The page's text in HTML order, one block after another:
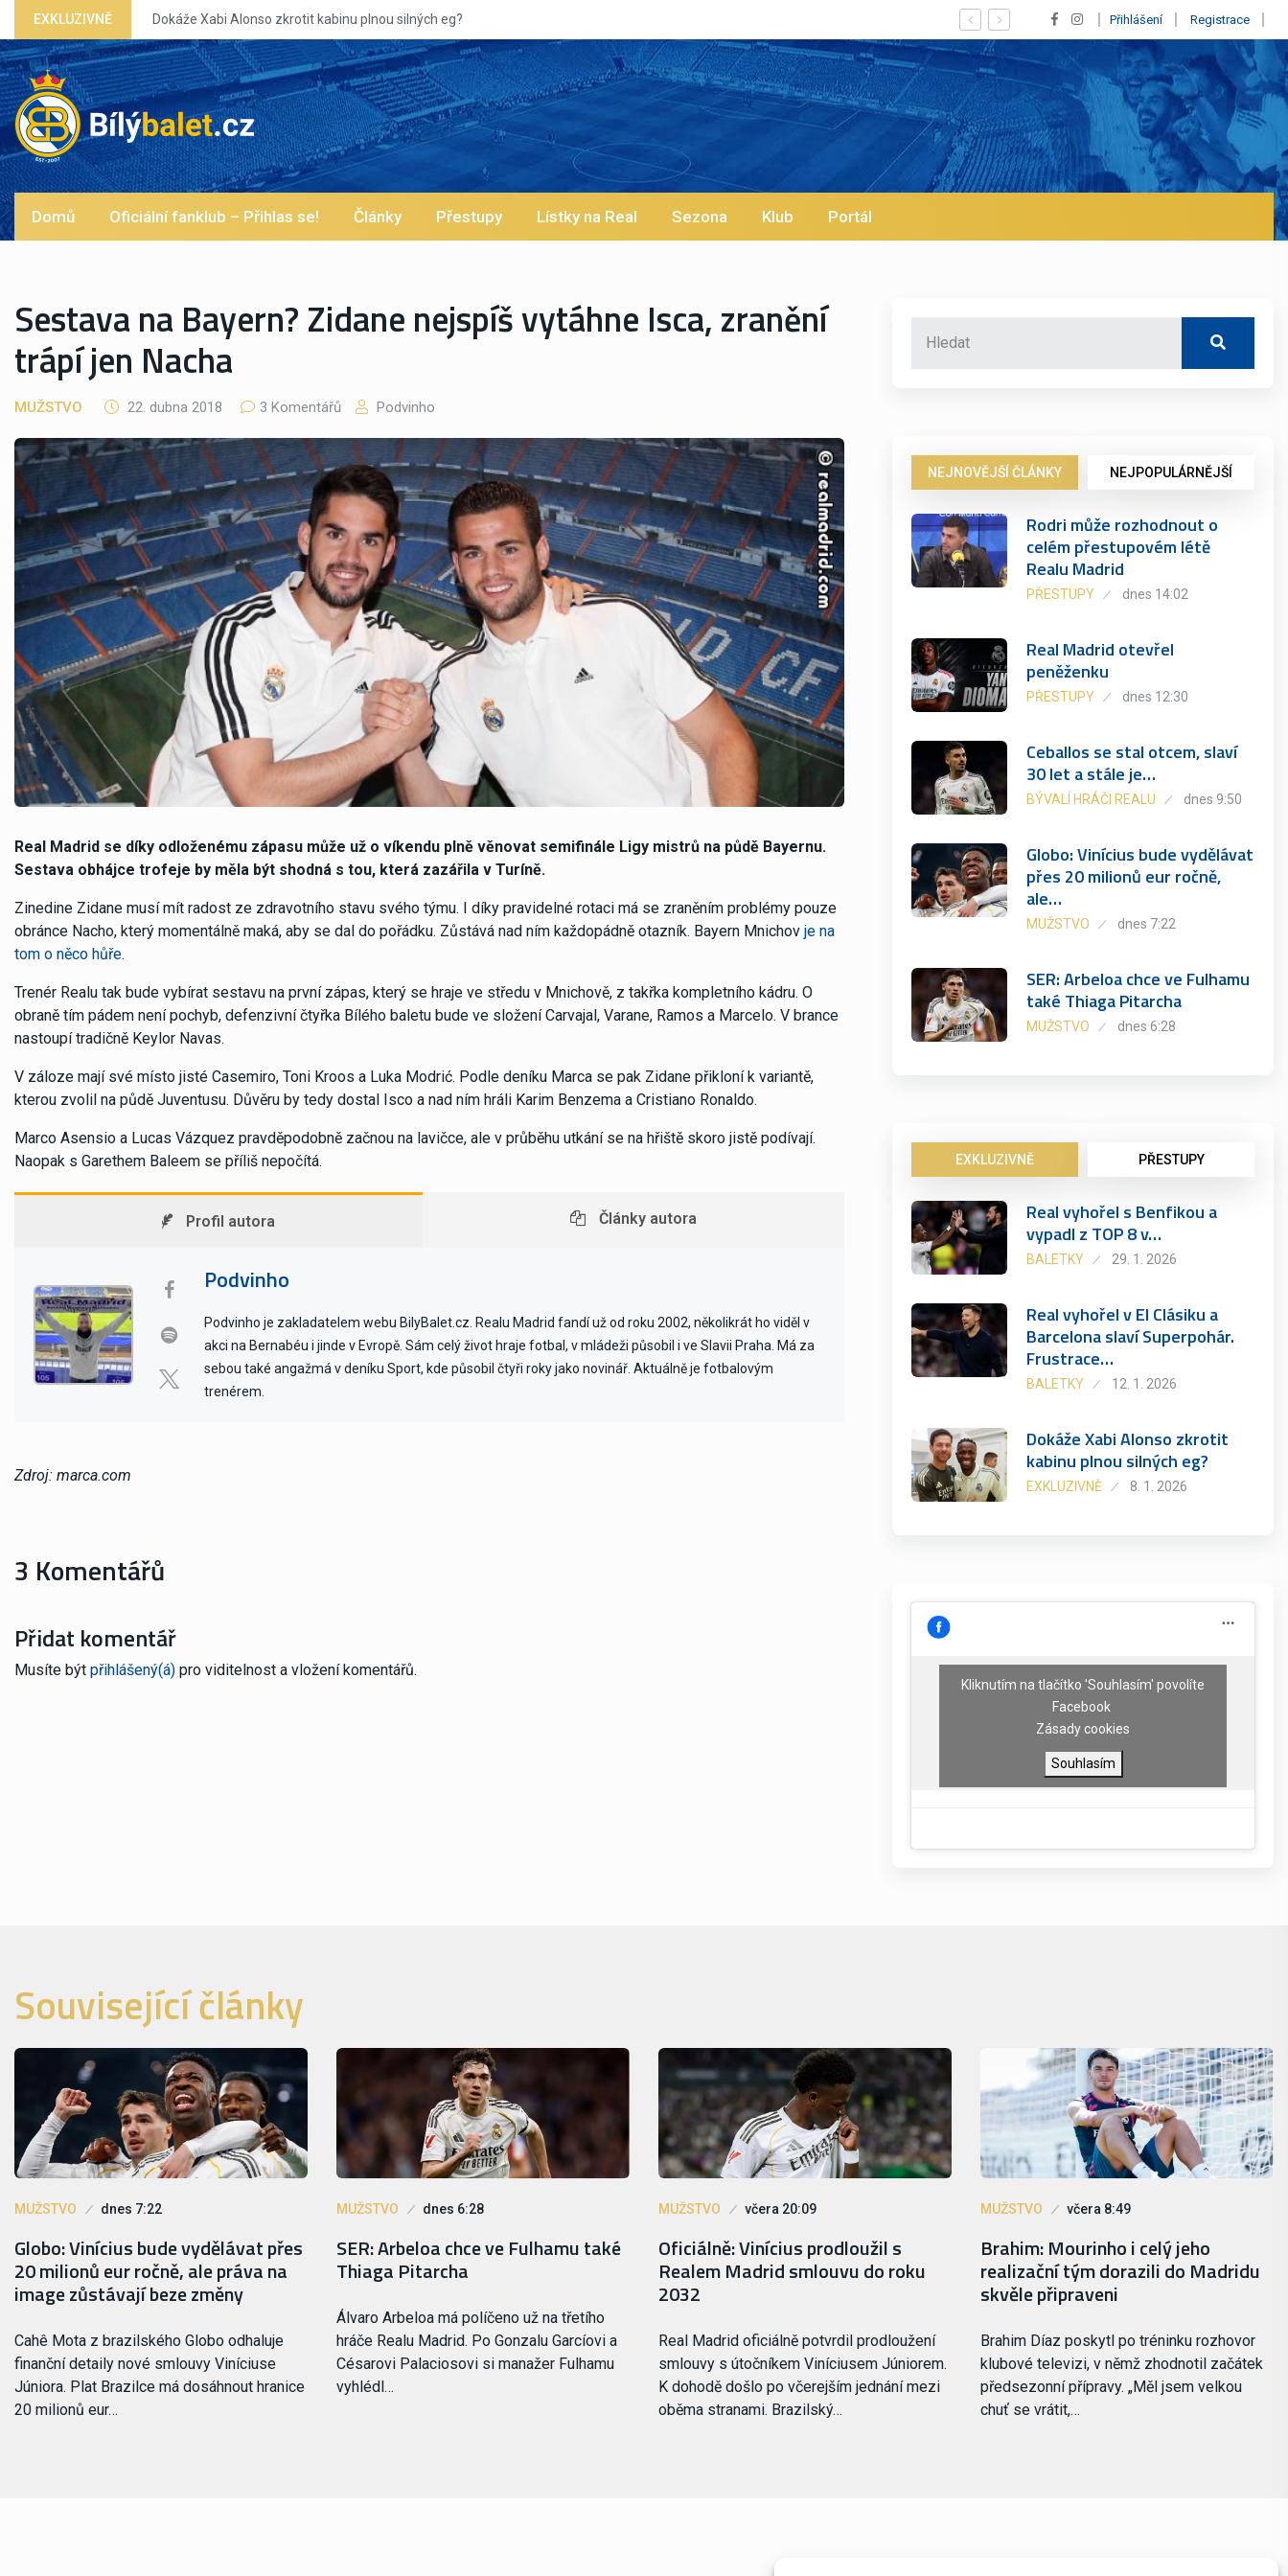
EXKLUZIVNĚ
plnou silných eg? Vypískaný Vinícius! Blíží se jeho odchod z Realu a pustí se klub na trh už v lednu? | BALETKY #33
Přihlášení Registrace
Domů Oficiální fanklub – Přihlas se! Články Přestupy Lístky na Real Sezona Klub Portál
Sestava na Bayern? Zidane nejspíš vytáhne Isca, zranění
trápí jen Nacha
MUŽSTVO 22. dubna 2018 3 Komentářů Podvinho
Real Madrid se díky odloženému zápasu může už o víkendu plně věnovat semifinále Ligy mistrů na půdě Bayernu.
Sestava obhájce trofeje by měla být shodná s tou, která zazářila v Turíně.
Zinedine Zidane musí mít radost ze zdravotního stavu svého týmu. I díky pravidelné rotaci má se zraněním problémy pouze
obránce Nacho, který momentálně maká, aby se dal do pořádku. Zůstává nad ním každopádně otazník. Bayern Mnichov je na
tom o něco hůře.
Trenér Realu tak bude vybírat sestavu na první zápas, který se hraje ve středu v Mnichově, z takřka kompletního kádru. O
obraně tím pádem není pochyb, defenzivní čtyřka Bílého baletu bude ve složení Carvajal, Varane, Ramos a Marcelo. V brance
nastoupí tradičně Keylor Navas.
V záloze mají své místo jisté Casemiro, Toni Kroos a Luka Modrić. Podle deníku Marca se pak Zidane přikloní k variantě,
kterou zvolil na půdě Juventusu. Důvěru by tedy dostal Isco a nad ním hráli Karim Benzema a Cristiano Ronaldo.
Marco Asensio a Lucas Vázquez pravděpodobně začnou na lavičce, ale v průběhu utkání se na hřiště skoro jistě podívají.
Naopak s Garethem Baleem se příliš nepočítá.
Profil autora Články autora
Podvinho
Podvinho je zakladatelem webu BilyBalet.cz. Realu Madrid fandí už od roku 2002, několikrát ho viděl v
akci na Bernabéu i jinde v Evropě. Sám celý život hraje fotbal, v mládeži působil i ve Slavii Praha. Má za
sebou také angažmá v deníku Sport, kde působil čtyři roky jako novinář. Aktuálně je fotbalovým
trenérem.
Zdroj: marca.com
3 Komentářů
Přidat komentář
Musíte být přihlášený(á) pro viditelnost a vložení komentářů.
NEJNOVĚJŠÍ ČLÁNKY NEJPOPULÁRNĚJŠÍ
Rodri může rozhodnout o
celém přestupovém létě
Realu Madrid
PŘESTUPY dnes 14:02
Real Madrid otevřel
peněženku
PŘESTUPY dnes 12:30
Ceballos se stal otcem, slaví
30 let a stále je…
BÝVALÍ HRÁČI REALU dnes 9:50
Globo: Vinícius bude vydělávat
přes 20 milionů eur ročně,
ale…
MUŽSTVO dnes 7:22
SER: Arbeloa chce ve Fulhamu
také Thiaga Pitarcha
MUŽSTVO dnes 6:28
EXKLUZIVNĚ PŘESTUPY
Real vyhořel s Benfikou a
vypadl z TOP 8 v…
BALETKY 29. 1. 2026
Real vyhořel v El Clásiku a
Barcelona slaví Superpohár.
Frustrace…
BALETKY 12. 1. 2026
Dokáže Xabi Alonso zkrotit
kabinu plnou silných eg?
EXKLUZIVNĚ 8. 1. 2026
Kliknutím na tlačítko 'Souhlasím' povolíte
Facebook
Zásady cookies
Souhlasím
Související články
MUŽSTVO dnes 7:22
Globo: Vinícius bude vydělávat přes
20 milionů eur ročně, ale práva na
image zůstávají beze změny
Cahê Mota z brazilského Globo odhaluje
finanční detaily nové smlouvy Viníciuse
Júniora. Plat Brazilce má dosáhnout hranice
20 milionů eur…
MUŽSTVO dnes 6:28
SER: Arbeloa chce ve Fulhamu také
Thiaga Pitarcha
Álvaro Arbeloa má políčeno už na třetího
hráče Realu Madrid. Po Gonzalu Garcíovi a
Césarovi Palaciosovi si manažer Fulhamu
vyhlédl…
MUŽSTVO včera 20:09
Oficiálně: Vinícius prodloužil s
Realem Madrid smlouvu do roku
2032
Real Madrid oficiálně potvrdil prodloužení
smlouvy s útočníkem Viníciusem Júniorem.
K dohodě došlo po včerejším jednání mezi
oběma stranami. Brazilský…
MUŽSTVO včera 8:49
Brahim: Mourinho i celý jeho
realizační tým dorazili do Madridu
skvěle připraveni
Brahim Díaz poskytl po tréninku rozhovor
klubové televizi, v němž zhodnotil začátek
předsezonní přípravy. „Měl jsem velkou
chuť se vrátit,…